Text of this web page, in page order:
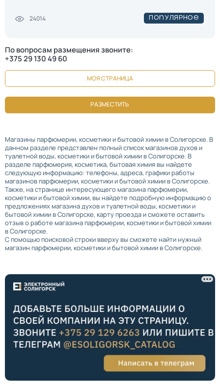
Популярное
24014
По вопросам размещения звоните:
+375 29 130 49 60
МОЯ СТРАНИЦА
РАЗМЕСТИТЬ
Магазины парфюмерии, косметики и бытовой химии в Солигорске. В
данном разделе представлен полный список магазинов духов и
туалетной воды, косметики и бытовой химии в Солигорске. В
разделе парфюмерия, косметика, бытовая химия вы найдете
следующую информацию: телефоны, адреса, графики работы
магазинов парфюмерии, косметики и бытовой химии в Солигорске.
Также, на странице интересующего магазина парфюмерии,
косметики и бытовой химии, вы найдете подробную информацию о
предложениях магазина духов и туалетной воды, косметики и
бытовой химии в Солигорске, карту проезда и сможете оставить
отзыв о работе магазина парфюмерии, косметики и бытовой химии
в Солигорске.
С помощью поисковой строки вверху вы сможете найти нужный
магазин парфюмерии, косметики и бытовой химии в Солигорске.